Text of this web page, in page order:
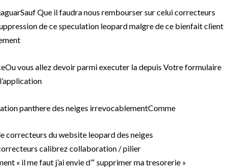
Que il faudra nous rembourser sur celui correcteurs
de ce speculation leopard malgre de ce bienfait client
vous allez devoir parmi executer la depuis Votre formulaire
panthere des neiges irrevocablementComme
correcteurs du website leopard des neiges
calibrez collaboration / pilier
« il me faut j’ai envie d”‘ supprimer ma tresorerie »